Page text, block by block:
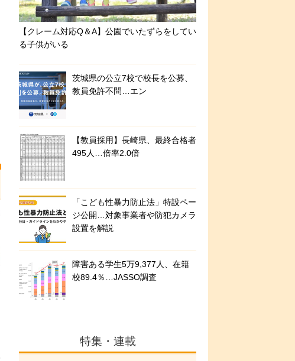
【クレーム対応Q＆A】公園でいたずらをしてい
る子供がいる
茨城県の公立7校で校長を公募、
教員免許不問…エン
【教員採用】長崎県、最終合格者
495人…倍率2.0倍
「こども性暴力防止法」特設ペー
ジ公開…対象事業者や防犯カメラ
設置を解説
障害ある学生5万9,377人、在籍
校89.4％…JASSO調査
特集・連載